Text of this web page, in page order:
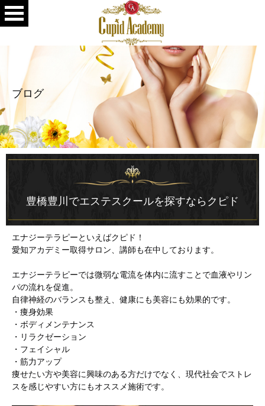
ブログ
豊橋豊川でエステスクールを探すならクピド
エナジーテラピーといえばクピド！
愛知アカデミー取得サロン、講師も在中しております。
エナジーテラピーでは微弱な電流を体内に流すことで血液やリン
パの流れを促進。
自律神経のバランスも整え、健康にも美容にも効果的です。
・痩身効果
・ボディメンテナンス
・リラクゼーション
・フェイシャル
・筋力アップ
痩せたい方や美容に興味のある方だけでなく、現代社会でストレ
スを感じやすい方にもオススメ施術です。